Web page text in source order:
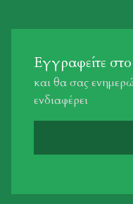
Εγγραφείτε
και θα σας
ενδιαφέρει